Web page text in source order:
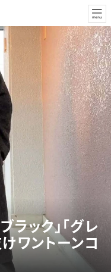
ラック」「グレ
ワントーンコ